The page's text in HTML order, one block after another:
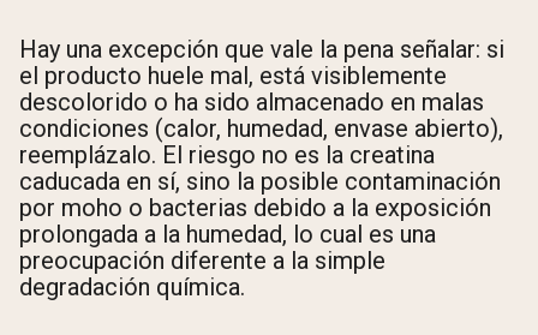
Hay una excepción que vale la pena señalar: si
el producto huele mal, está visiblemente
descolorido o ha sido almacenado en malas
condiciones (calor, humedad, envase abierto),
reemplázalo. El riesgo no es la creatina
caducada en sí, sino la posible contaminación
por moho o bacterias debido a la exposición
prolongada a la humedad, lo cual es una
preocupación diferente a la simple
degradación química.